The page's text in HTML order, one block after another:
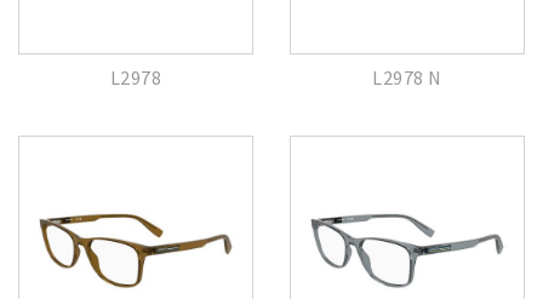
L2978 L2978 N